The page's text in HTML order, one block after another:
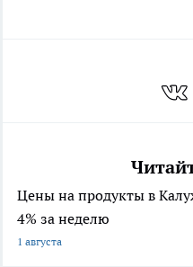
Цены на продукты в
4% за неделю
1 августа